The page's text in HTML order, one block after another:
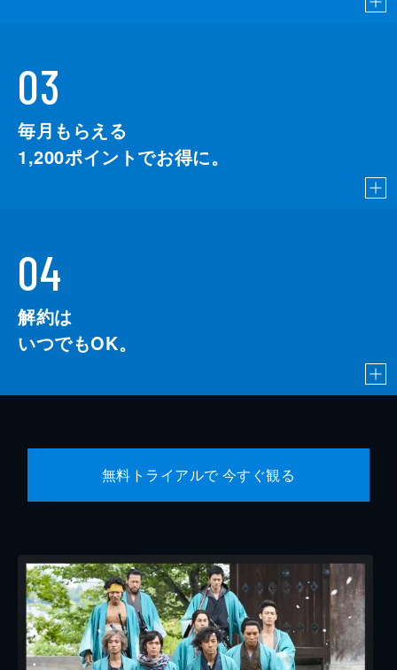
03
毎月もらえる
1,200ポイントでお得に。
04
解約は
いつでもOK。
無料トライアルで 今すぐ観る